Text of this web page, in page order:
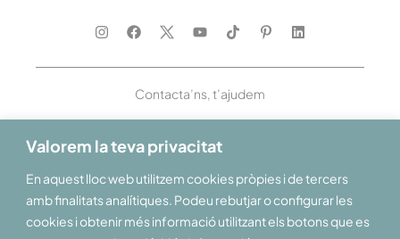
Valorem la teva privacitat
En aquest lloc web utilitzem cookies pròpies i de tercers
amb finalitats analítiques. Podeu rebutjar o configurar les
cookies i obtenir més informació utilitzant els botons que es
Contacta’ns, t’ajudem
Et donem la benvinguda al Pirineu i les Terres de Lleida